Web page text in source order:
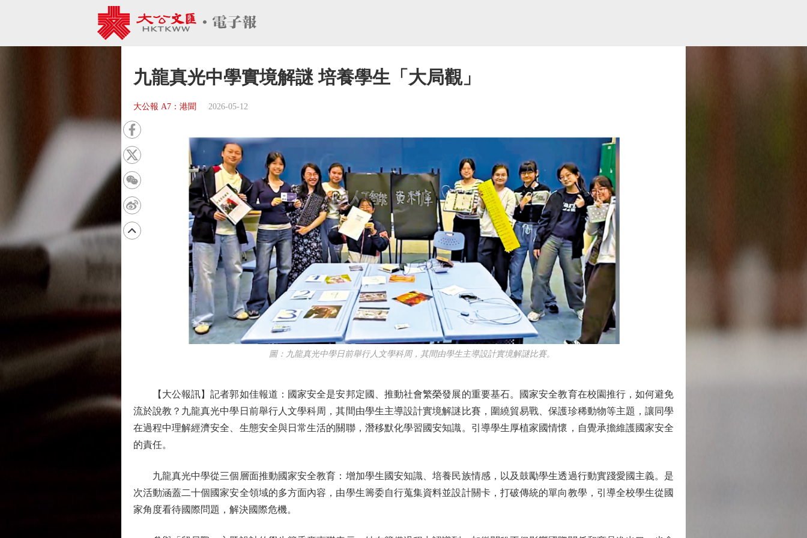
九龍真光中學實境解謎 培養學生「大局觀」
大公報 A7：港聞 2026-05-12
圖：九龍真光中學日前舉行人文學科周，其間由學生主導設計實境解謎比賽。
【大公報訊】記者郭如佳報道：國家安全是安邦定國、推動社會繁榮發展的重要基石。國家安全教育在校園推行，如何避免
流於說教？九龍真光中學日前舉行人文學科周，其間由學生主導設計實境解謎比賽，圍繞貿易戰、保護珍稀動物等主題，讓同學
在過程中理解經濟安全、生態安全與日常生活的關聯，潛移默化學習國安知識。引導學生厚植家國情懷，自覺承擔維護國家安全
的責任。
九龍真光中學從三個層面推動國家安全教育：增加學生國安知識、培養民族情感，以及鼓勵學生透過行動實踐愛國主義。是
次活動涵蓋二十個國家安全領域的多方面內容，由學生籌委自行蒐集資料並設計關卡，打破傳統的單向教學，引導全校學生從國
家角度看待國際問題，解決國際危機。